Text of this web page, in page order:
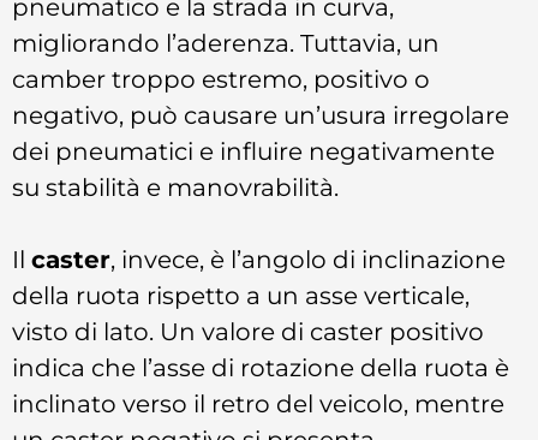
pneumatico e la strada in curva,
migliorando l’aderenza. Tuttavia, un
camber troppo estremo, positivo o
negativo, può causare un’usura irregolare
dei pneumatici e influire negativamente
su stabilità e manovrabilità.
Il caster, invece, è l’angolo di inclinazione
della ruota rispetto a un asse verticale,
visto di lato. Un valore di caster positivo
indica che l’asse di rotazione della ruota è
inclinato verso il retro del veicolo, mentre